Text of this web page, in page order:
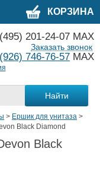
КОРЗИНА
201-24-07 MAX
746-76-57 MAX
Заказать звонок
> Ершик для унитаза >
Black Diamond
Black